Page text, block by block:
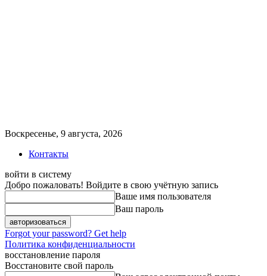
Воскресенье, 9 августа, 2026
Контакты
войти в систему
Добро пожаловать! Войдите в свою учётную запись
Ваше имя пользователя
Ваш пароль
Forgot your password? Get help
Политика конфиденциальности
восстановление пароля
Восстановите свой пароль